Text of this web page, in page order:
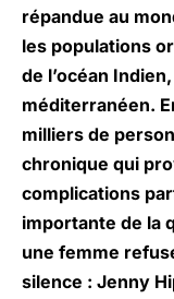
répandue au
les populations
de l’océan
méditerranéen.
milliers de
chronique qui
complications
importante de la
une femme
silence : Jenny